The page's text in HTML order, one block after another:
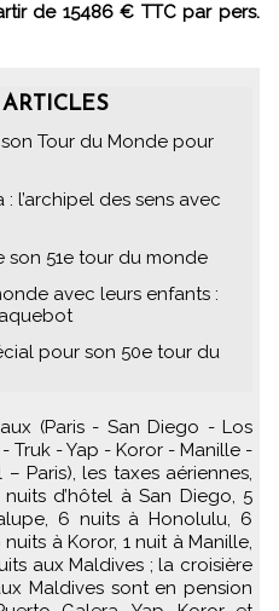
de 15486 € TTC par pers.
Tour du Monde pour
l’archipel des sens avec
son 51e tour du monde
avec leurs enfants :
pour son 50e tour du
(Paris - San Diego - Los
Truk - Yap - Koror - Manille -
Paris), les taxes aériennes,
d’hôtel à San Diego, 5
6 nuits à Honolulu, 6
à Koror, 1 nuit à Manille,
aux Maldives ; la croisière
Maldives sont en pension